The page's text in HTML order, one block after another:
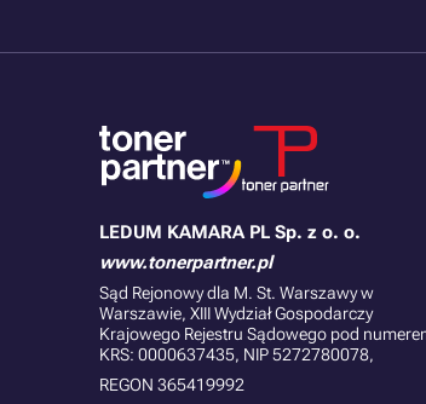
LEDUM KAMARA PL Sp. z o. o.
www.tonerpartner.pl
Sąd Rejonowy dla M. St. Warszawy w
Warszawie, XIII Wydział Gospodarczy
Krajowego Rejestru Sądowego pod
KRS: 0000637435, NIP 5272780078,
REGON 365419992